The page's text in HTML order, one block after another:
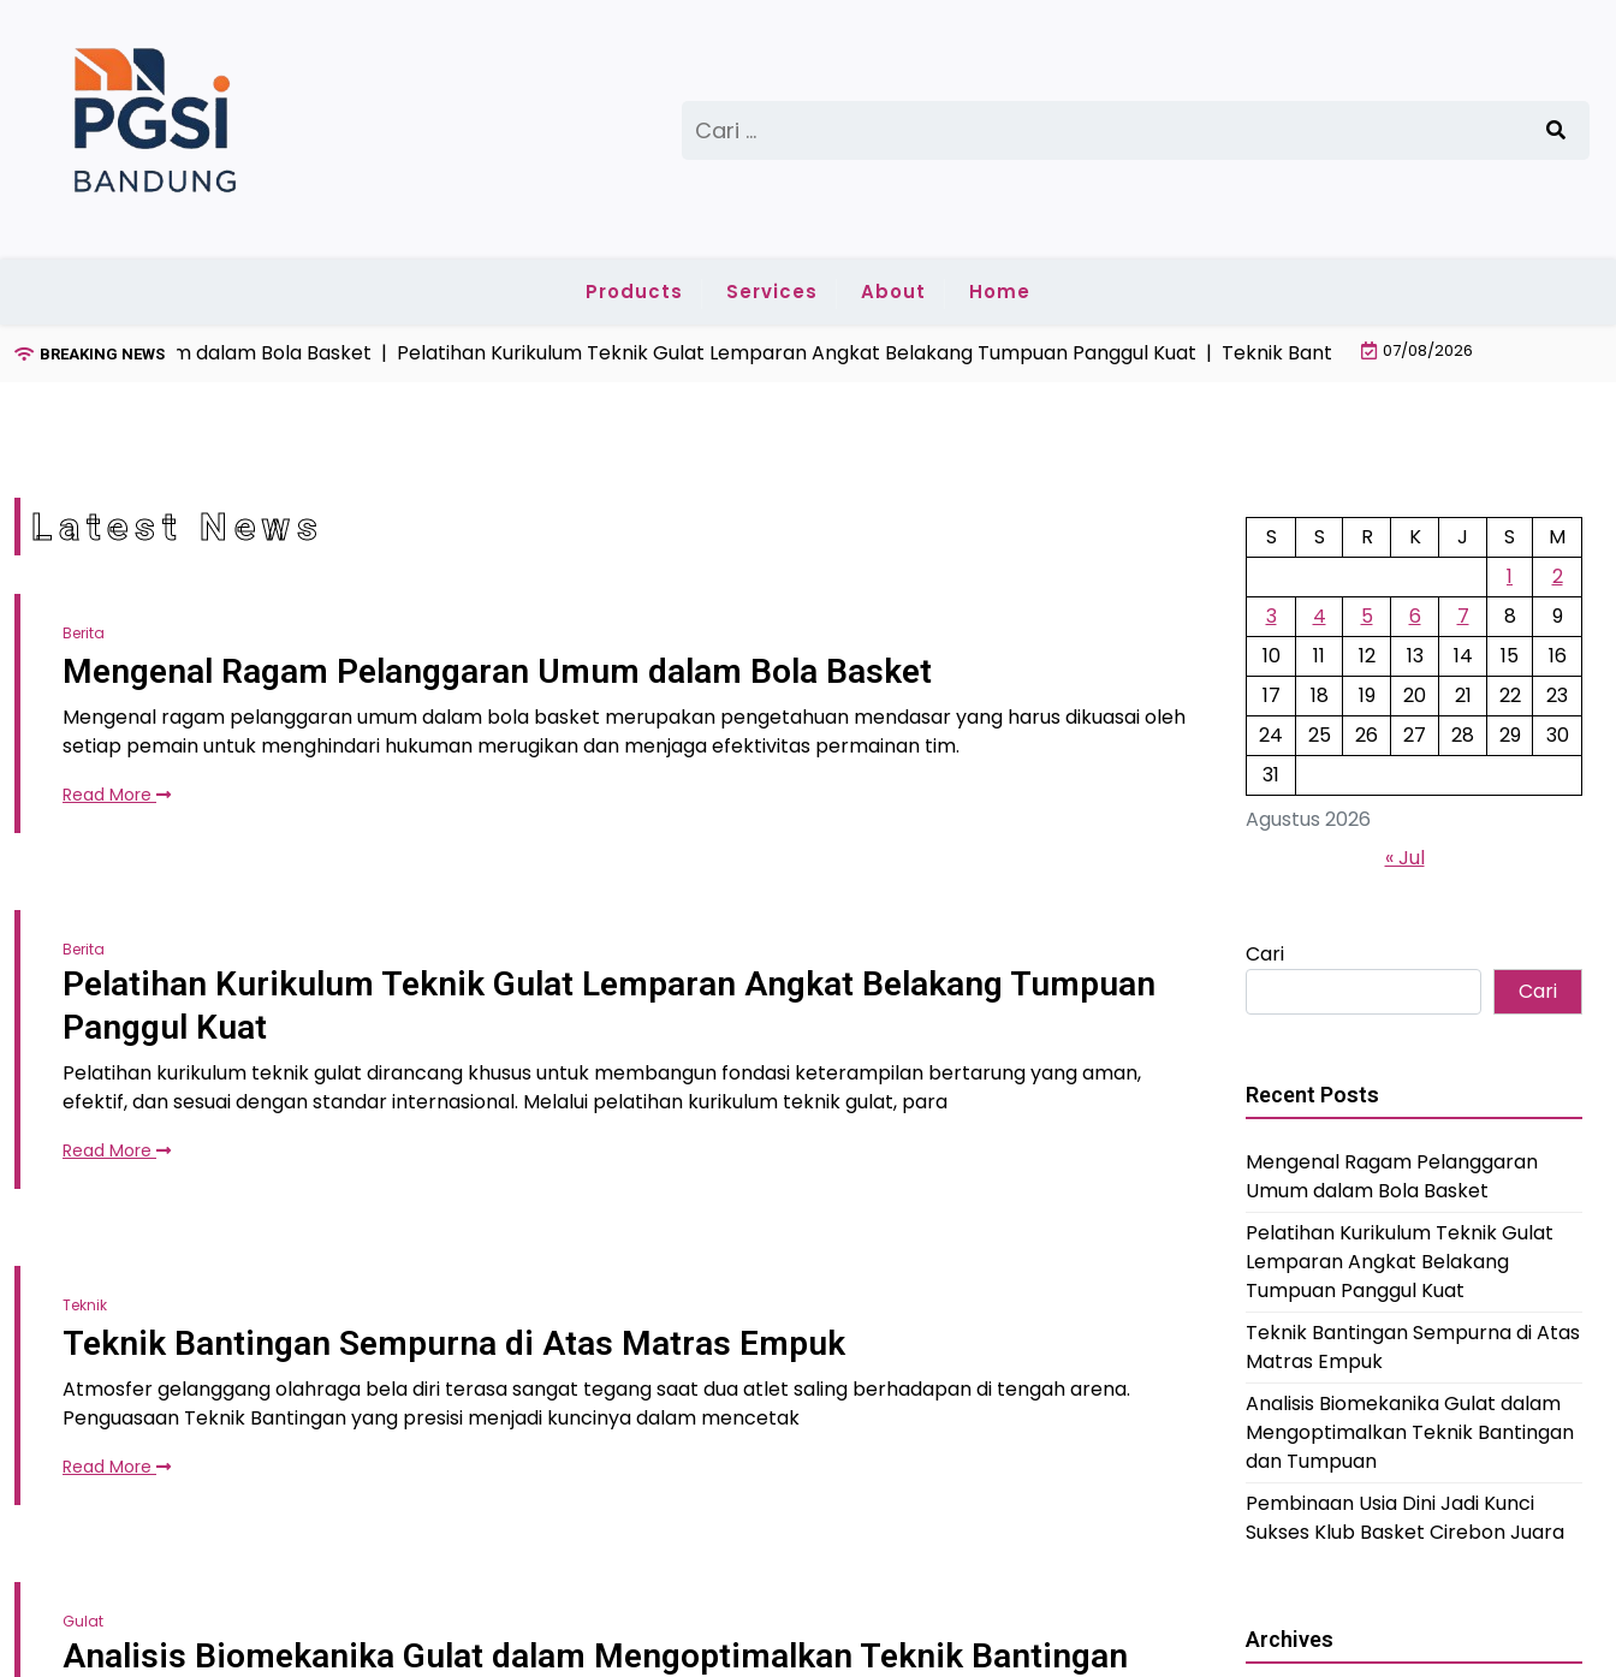
untuk:
Products Services About Home
BREAKING NEWS
Umum dalam Bola Basket |Pelatihan Kurikulum Teknik Gulat Lemparan Angkat Belakang Tumpuan Panggul Kuat |Teknik Bantingan Sempurna di Atas Matras
07/08/2026
Latest News
Berita
Mengenal Ragam Pelanggaran Umum dalam Bola Basket
Mengenal ragam pelanggaran umum dalam bola basket merupakan pengetahuan mendasar yang harus dikuasai oleh
setiap pemain untuk menghindari hukuman merugikan dan menjaga efektivitas permainan tim.
Read More
Berita
Pelatihan Kurikulum Teknik Gulat Lemparan Angkat Belakang Tumpuan
Panggul Kuat
Pelatihan kurikulum teknik gulat dirancang khusus untuk membangun fondasi keterampilan bertarung yang aman,
efektif, dan sesuai dengan standar internasional. Melalui pelatihan kurikulum teknik gulat, para
Read More
Teknik
Teknik Bantingan Sempurna di Atas Matras Empuk
Atmosfer gelanggang olahraga bela diri terasa sangat tegang saat dua atlet saling berhadapan di tengah arena.
Penguasaan Teknik Bantingan yang presisi menjadi kuncinya dalam mencetak
Read More
Gulat
Analisis Biomekanika Gulat dalam Mengoptimalkan Teknik Bantingan
Agustus 2026
S S R K J S
M
1
2
3
4 5 6 7 8
9
10
11 12 13 14 15
16
17
18 19 20 21 22
23
24
25 26 27 28 29
30
31
« Jul
Cari
Cari
Recent Posts
Mengenal Ragam Pelanggaran
Umum dalam Bola Basket
Pelatihan Kurikulum Teknik Gulat
Lemparan Angkat Belakang
Tumpuan Panggul Kuat
Teknik Bantingan Sempurna di Atas
Matras Empuk
Analisis Biomekanika Gulat dalam
Mengoptimalkan Teknik Bantingan
dan Tumpuan
Pembinaan Usia Dini Jadi Kunci
Sukses Klub Basket Cirebon Juara
Archives